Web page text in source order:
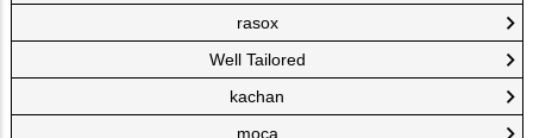
rasox
Well Tailored
kachan
moca